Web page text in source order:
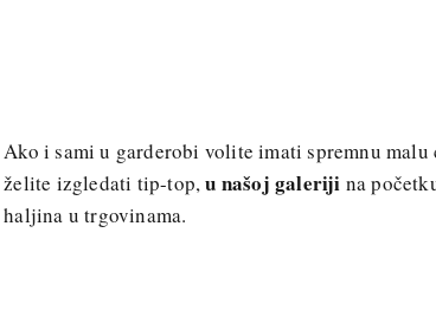
Ako i sami u garderobi volite imati spremnu
želite izgledati tip-top,u našoj galeriji na
haljina u trgovinama.